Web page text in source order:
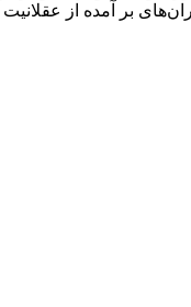
بر آمده از عقلانیت